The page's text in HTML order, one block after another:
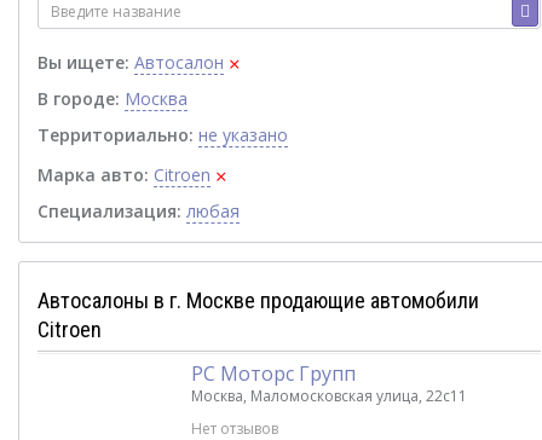
Вы ищете: Автосалон ×
В городе: Москва
Территориально: не указано
Марка авто: Citroen ×
Специализация: любая
Автосалоны в г. Москве продающие автомобили
Citroen
РС Моторс Групп
Москва, Маломосковская улица, 22с11
Нет отзывов